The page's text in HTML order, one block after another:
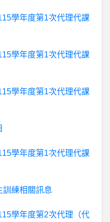
學年度第1次代理代課
學年度第1次代理代課
學年度第1次代理代課
學年度第1次代理代課
訓練相關訊息
學年度第2次代理（代